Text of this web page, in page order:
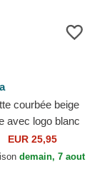
courbée beige
avec logo blanc
League Essential
Yankees MLB...
EUR 25,95
demain, 7 aout